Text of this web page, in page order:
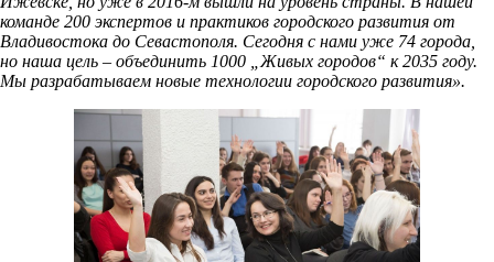
команде 200 экспертов и практиков городского развития от
Владивостока до Севастополя. Сегодня с нами уже 74 города,
но наша цель – объединить 1000 „Живых городов“ к 2035 году.
Мы разрабатываем новые технологии городского развития».